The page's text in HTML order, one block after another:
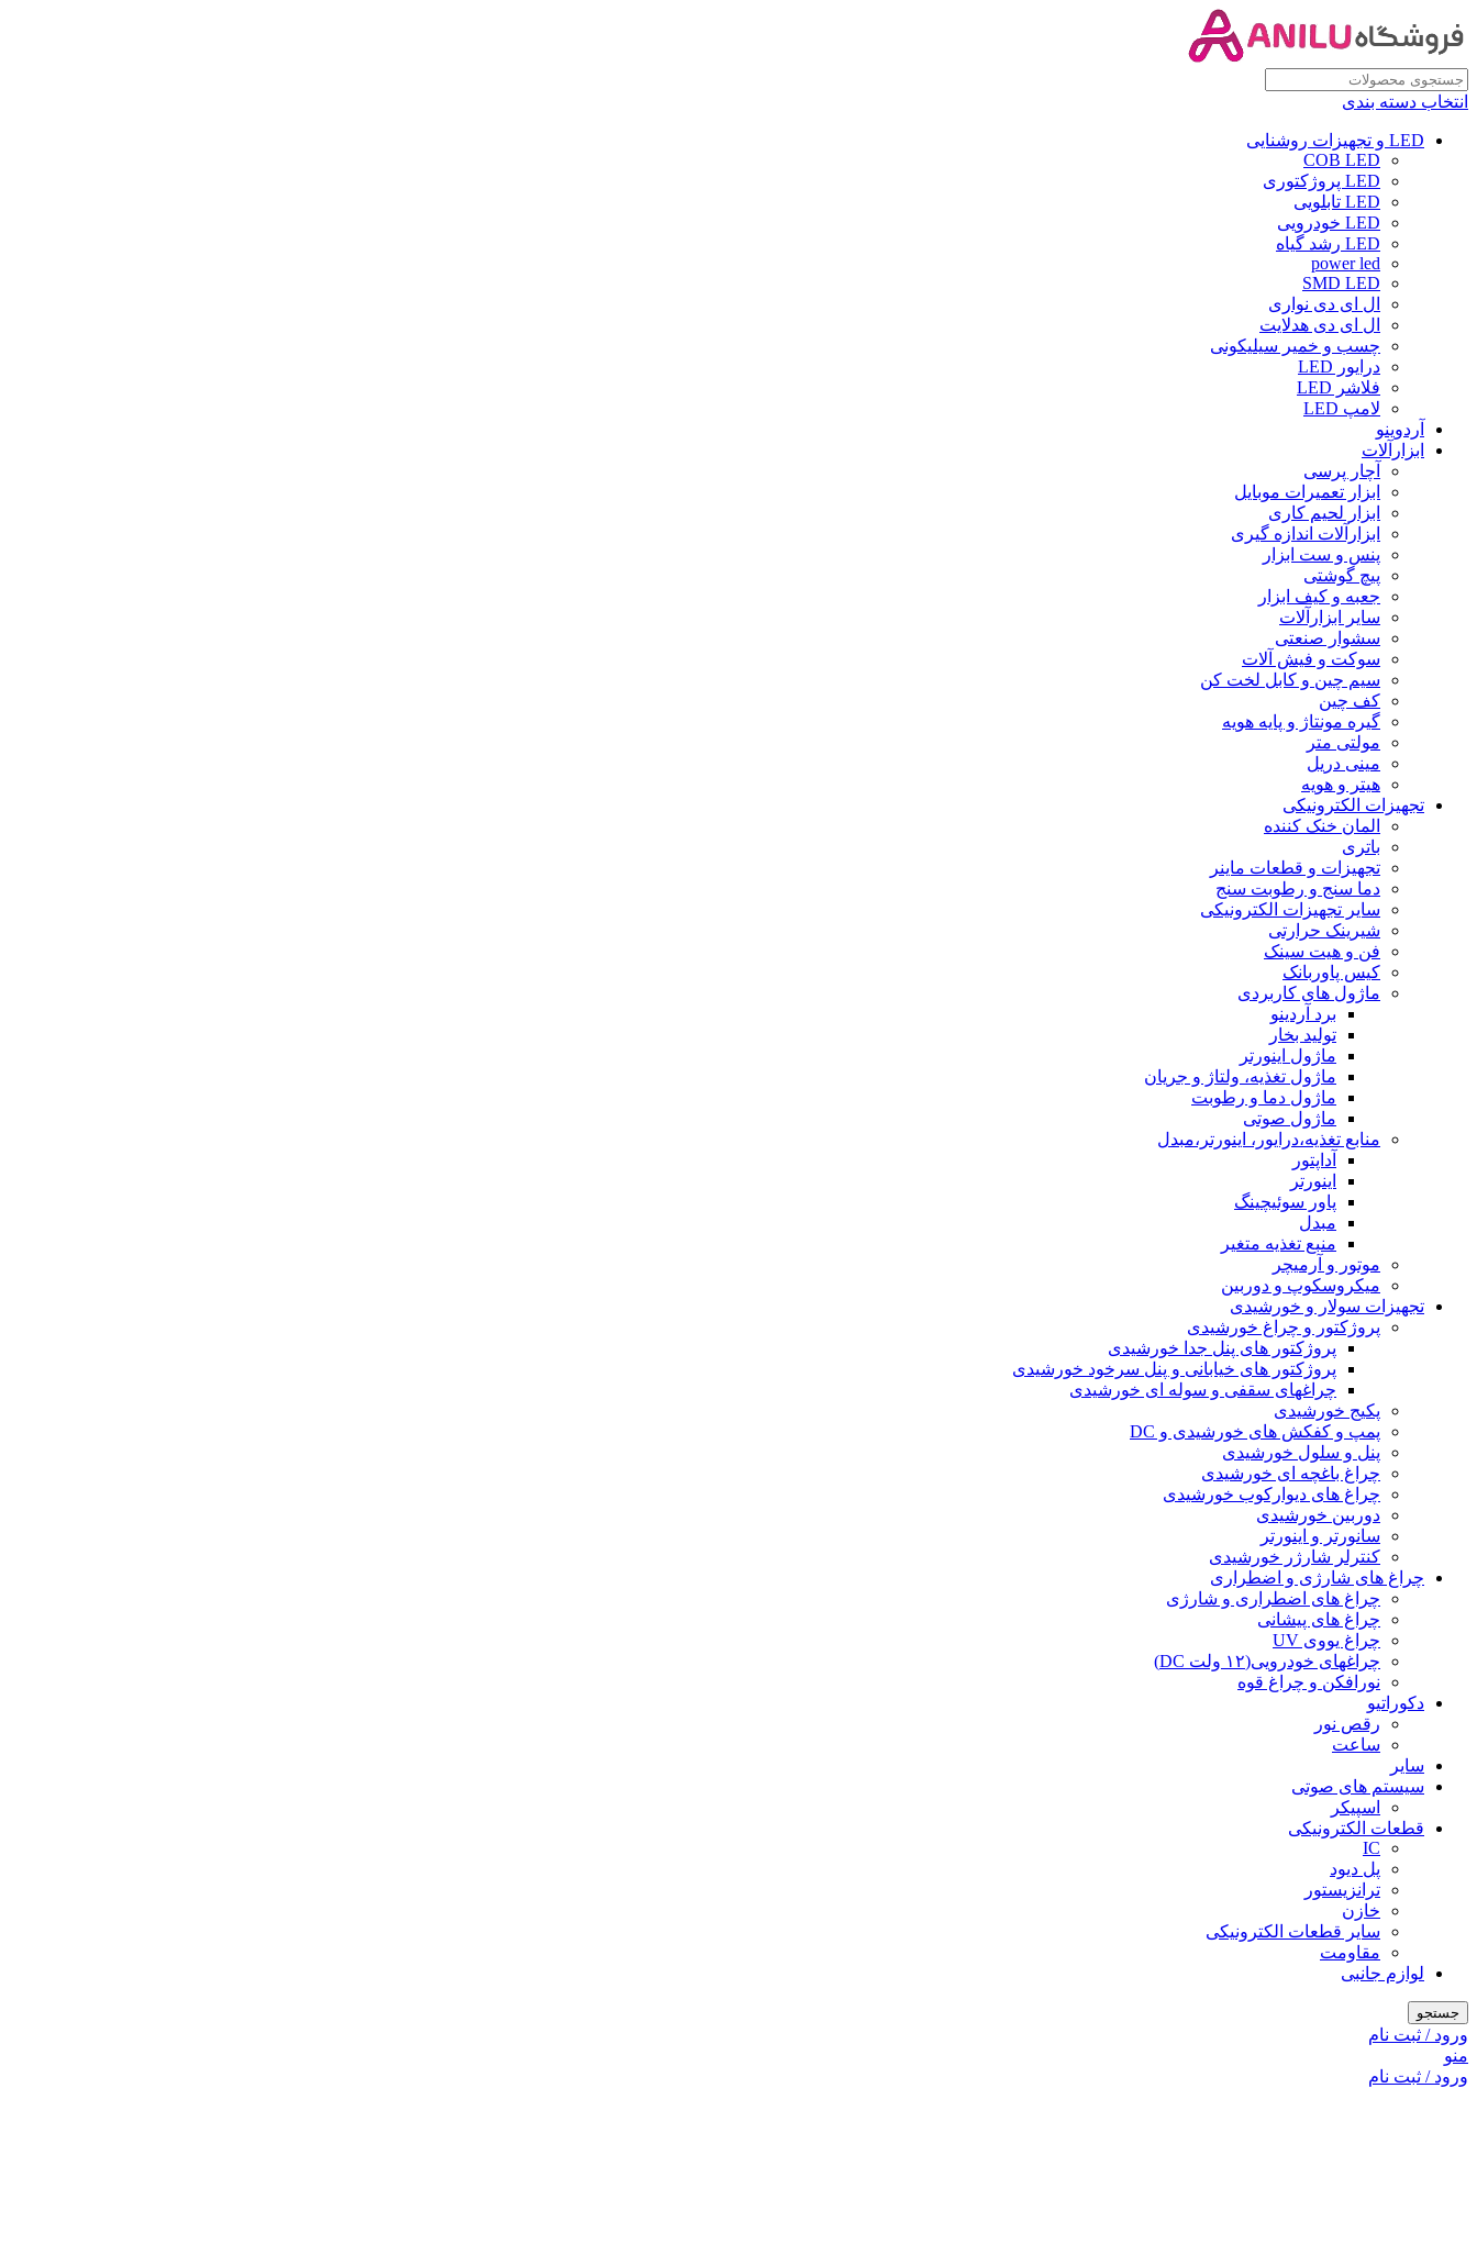
انتخاب دسته بندی
LED و تجهیزات روشنایی
COB LED
LED پروژکتوری
LED تابلویی
LED خودرویی
LED رشد گیاه
power led
SMD LED
ال ای دی نواری
ال ای دی هدلایت
چسب و خمیر سیلیکونی
درایور LED
فلاشر LED
لامپ LED
آردوینو
ابزارآلات
آچار پرسی
ابزار تعمیرات موبایل
ابزار لحیم کاری
ابزارآلات اندازه گیری
پنس و ست ابزار
پیچ گوشتی
جعبه و کیف ابزار
سایر ابزارآلات
سشوار صنعتی
سوکت و فیش آلات
سیم چین و کابل لخت کن
کف چین
گیره مونتاژ و پایه هویه
مولتی متر
مینی دریل
هیتر و هویه
تجهیزات الکترونیکی
المان خنک کننده
باتری
تجهیزات و قطعات ماینر
دما سنج و رطوبت سنج
سایر تجهیزات الکترونیکی
شیرینک حرارتی
فن و هیت سینک
کیس پاوربانک
ماژول های کاربردی
برد آردینو
تولید بخار
ماژول اینورتر
ماژول تغذیه، ولتاژ و جریان
ماژول دما و رطوبت
ماژول صوتی
منابع تغذیه،درایور، اینورتر،مبدل
آداپتور
اینورتر
پاور سوئیچینگ
مبدل
منبع تغذیه متغیر
موتور و آرمیچر
میکروسکوپ و دوربین
تجهیزات سولار و خورشیدی
پروژکتور و چراغ خورشیدی
پروژکتور های پنل جدا خورشیدی
پروژکتور های خیابانی و پنل سرخود خورشیدی
چراغهای سقفی و سوله ای خورشیدی
پکیج خورشیدی
پمپ و کفکش های خورشیدی و DC
پنل و سلول خورشیدی
چراغ باغچه ای خورشیدی
چراغ های دیوارکوب خورشیدی
دوربین خورشیدی
سانورتر و اینورتر
کنترلر شارژر خورشیدی
چراغ های شارژی و اضطراری
چراغ های اضطراری و شارژی
چراغ های پیشانی
چراغ یووی UV
چراغهای خودرویی(۱۲ ولت DC)
نورافکن و چراغ قوه
دکوراتیو
رقص نور
ساعت
سایر
سیستم های صوتی
اسپیکر
قطعات الکترونیکی
IC
پل دیود
ترانزیستور
خازن
سایر قطعات الکترونیکی
مقاومت
لوازم جانبی
جستجو
ورود / ثبت نام
منو
ورود / ثبت نام